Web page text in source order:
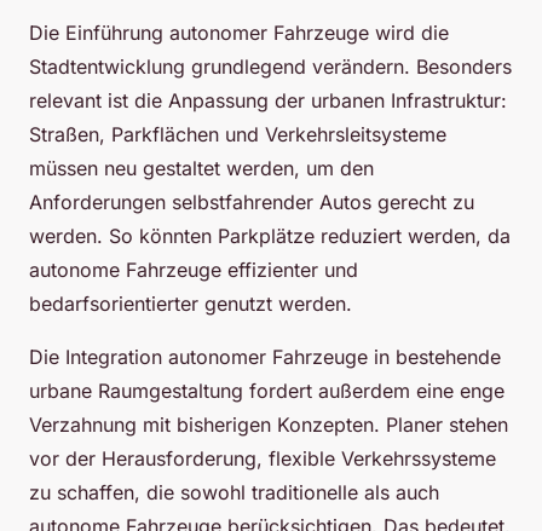
Die Einführung autonomer Fahrzeuge wird die
Stadtentwicklung grundlegend verändern. Besonders
relevant ist die Anpassung der urbanen Infrastruktur:
Straßen, Parkflächen und Verkehrsleitsysteme
müssen neu gestaltet werden, um den
Anforderungen selbstfahrender Autos gerecht zu
werden. So könnten Parkplätze reduziert werden, da
autonome Fahrzeuge effizienter und
bedarfsorientierter genutzt werden.
Die Integration autonomer Fahrzeuge in bestehende
urbane Raumgestaltung fordert außerdem eine enge
Verzahnung mit bisherigen Konzepten. Planer stehen
vor der Herausforderung, flexible Verkehrssysteme
zu schaffen, die sowohl traditionelle als auch